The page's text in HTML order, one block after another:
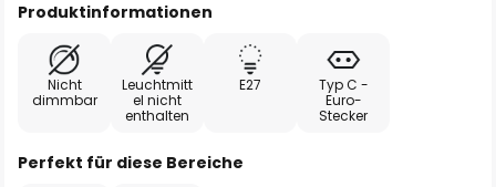
Produktinformationen
Nicht
dimmbar
Leuchtmitt
el nicht
enthalten
E27
Typ C -
Euro-
Stecker
Perfekt für diese Bereiche